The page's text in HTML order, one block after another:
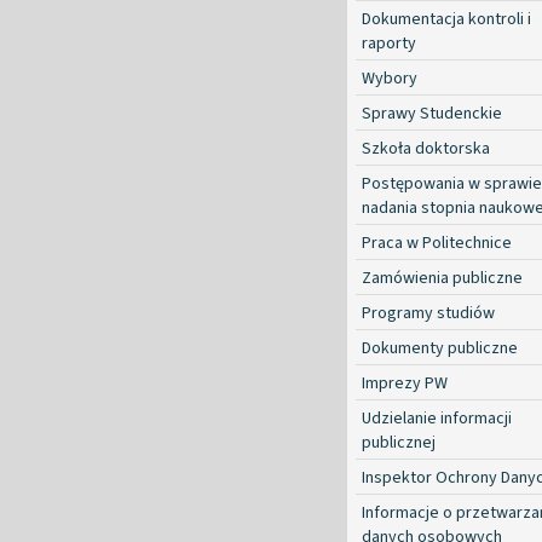
Dokumentacja kontroli i
raporty
Wybory
Sprawy Studenckie
Szkoła doktorska
Postępowania w sprawie
nadania stopnia
Praca w Politechnice
Zamówienia publiczne
Programy studiów
Dokumenty publiczne
Imprezy PW
Udzielanie informacji
publicznej
Inspektor Ochrony
Informacje o
danych osobowych